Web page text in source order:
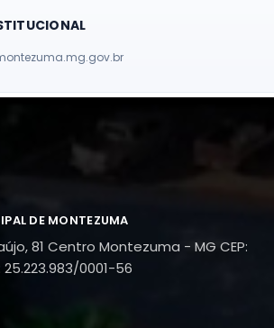
DE MONTEZUMA
81 Centro Montezuma - MG CEP:
25.223.983/0001-56